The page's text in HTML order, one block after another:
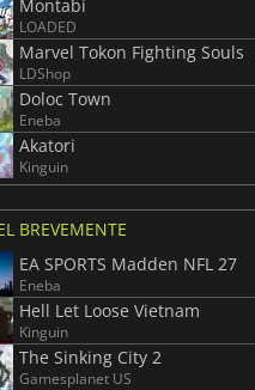
3
Montabi
LOADED
Marvel Tokon Fighting Souls
LDShop
Doloc Town
Eneba
Akatori
Kinguin
BREVEMENTE
EA SPORTS Madden NFL 27
Eneba
Hell Let Loose Vietnam
Kinguin
The Sinking City 2
Gamesplanet US